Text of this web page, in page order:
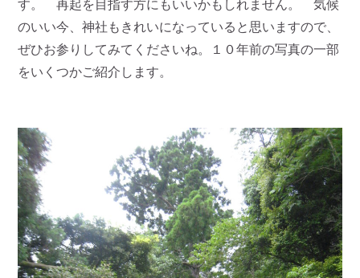
す。 再起を目指す方にもいいかもしれません。 気候
のいい今、神社もきれいになっていると思いますので、
ぜひお参りしてみてくださいね。１０年前の写真の一部
をいくつかご紹介します。